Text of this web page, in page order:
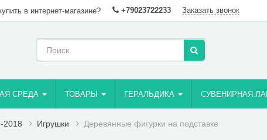
в интернет-магазине? +79023722233 Заказать звонок
СРЕДА ТОВАРЫ ГЕРАЛЬДИКА СУВЕНИРНАЯ
2018 Игрушки Деревянные фигурки на подставке